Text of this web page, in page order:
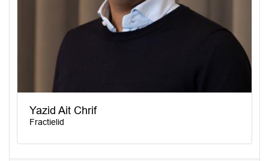
Yazid Ait Chrif
Fractielid